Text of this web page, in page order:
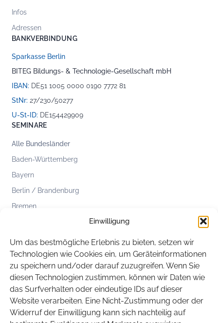
Einwilligung
Um das bestmögliche Erlebnis zu bieten, setzen wir
Technologien wie Cookies ein, um Geräteinformationen
zu speichern und/oder darauf zuzugreifen. Wenn Sie
diesen Technologien zustimmen, können wir Daten wie
das Surfverhalten oder eindeutige IDs auf dieser
Website verarbeiten. Eine Nicht-Zustimmung oder der
Widerruf der Einwilligung kann sich nachteilig auf
Infos
Adressen
BANKVERBINDUNG
Sparkasse Berlin
BITEG Bildungs- & Technologie-Gesellschaft mbH
IBAN: DE51 1005 0000 0190 7772 81
StNr: 27/230/50277
U-St-ID: DE154429909
SEMINARE
Alle Bundesländer
Baden-Württemberg
Bayern
Berlin / Brandenburg
Bremen
Mecklenburg-Vorpommern
Niedersachsen
Nordrhein-Westfalen
Rheinland-Pfalz
Saarland